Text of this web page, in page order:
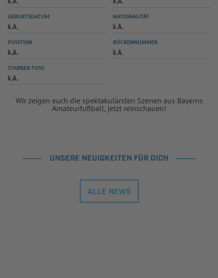
SPIELPLUS
GEBURTSDATUM
k.A.
NATIONALITÄT
k.A.
POSITION
k.A.
RÜCKENNUMMER
k.A.
STARKER FUSS
k.A.
Wir zeigen euch die spektakulärsten Szenen aus Bayerns
Amateurfußball, jetzt reinschauen!
UNSERE NEUIGKEITEN FÜR DICH
ALLE NEWS